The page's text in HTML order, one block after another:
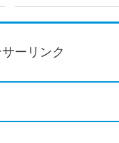
ーリンク